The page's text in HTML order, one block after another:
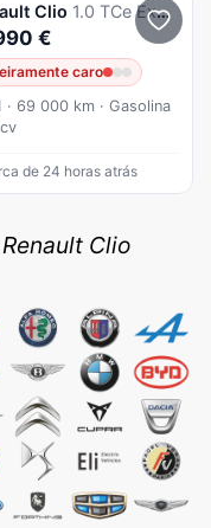
Clio 1.0 TCe Exclusive CVT
€
caro
· 69 000 km · Gasolina
de 24 horas atrás
Clio